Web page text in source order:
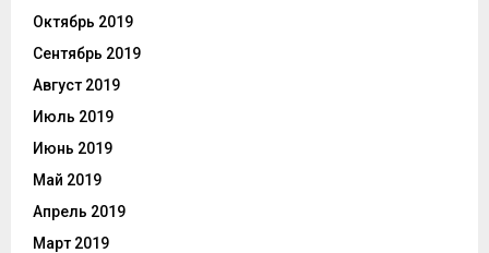
Октябрь 2019
Сентябрь 2019
Август 2019
Июль 2019
Июнь 2019
Май 2019
Апрель 2019
Март 2019